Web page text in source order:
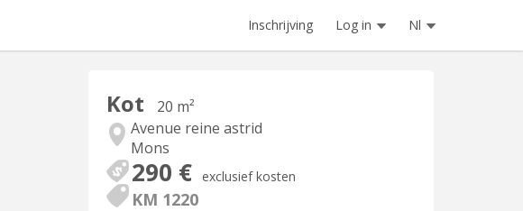
Inschrijving Log in Nl
Kot
20 m²
Avenue reine astrid
Mons
290 € exclusief kosten
KM 1220